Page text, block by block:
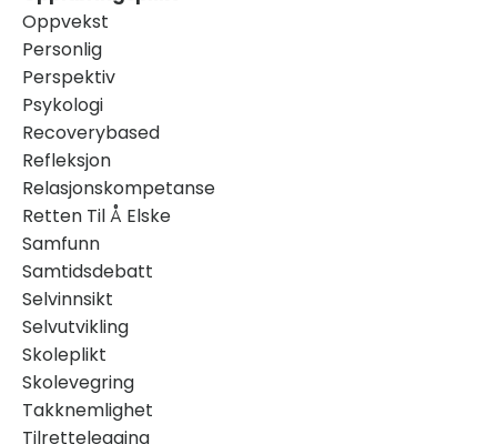
Oppvekst
Personlig
Perspektiv
Psykologi
Recoverybased
Refleksjon
Relasjonskompetanse
Retten Til Å Elske
Samfunn
Samtidsdebatt
Selvinnsikt
Selvutvikling
Skoleplikt
Skolevegring
Takknemlighet
Tilrettelegging